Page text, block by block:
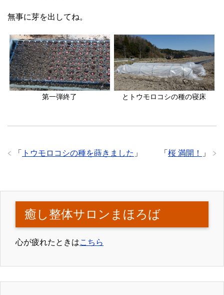
無事に芽を出してね。
第一弾終了 とトウモロコシの種の寝床
「 桜 満開！ 」
「 トウモロコシの種を蒔きました 」
癒し整体サロンまほろば
心が疲れたときはこちら